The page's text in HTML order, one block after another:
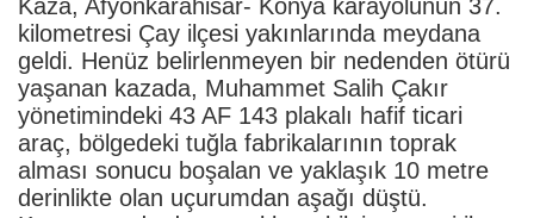
Kaza, Afyonkarahisar- Konya karayolunun 37.
kilometresi Çay ilçesi yakınlarında meydana
geldi. Henüz belirlenmeyen bir nedenden ötürü
yaşanan kazada, Muhammet Salih Çakır
yönetimindeki 43 AF 143 plakalı hafif ticari
araç, bölgedeki tuğla fabrikalarının toprak
alması sonucu boşalan ve yaklaşık 10 metre
derinlikte olan uçurumdan aşağı düştü.